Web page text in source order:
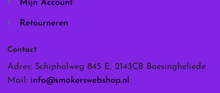
Mijn Account
Retourneren
Contact
Adres: Schipholweg 845 E, 2143CB Boesingheliede
Mail: info@smokerswebshop.nl